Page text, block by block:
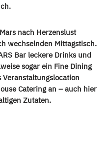
nach Herzenslust
wechselnden Mittagstisch.
Bar leckere Drinks und
sogar ein Fine Dining
Veranstaltungslocation
Catering an – auch hier
Zutaten.